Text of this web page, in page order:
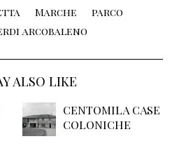
Marche
parco
arcobaleno
ALSO LIKE
CENTOMILA CASE
COLONICHE